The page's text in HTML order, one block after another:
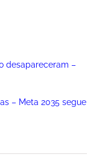
desapareceram –
– Meta 2035 segue